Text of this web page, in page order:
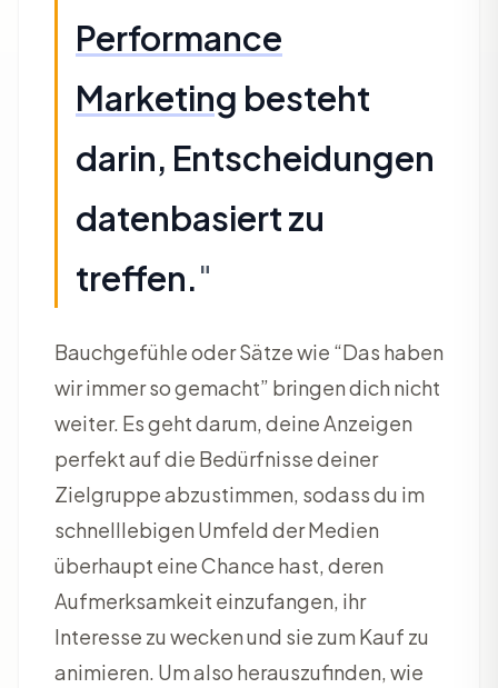
Performance
Marketing besteht
darin, Entscheidungen
datenbasiert zu
treffen."
Bauchgefühle oder Sätze wie “Das haben
wir immer so gemacht” bringen dich nicht
weiter. Es geht darum, deine Anzeigen
perfekt auf die Bedürfnisse deiner
Zielgruppe abzustimmen, sodass du im
schnelllebigen Umfeld der Medien
überhaupt eine Chance hast, deren
Aufmerksamkeit einzufangen, ihr
Interesse zu wecken und sie zum Kauf zu
animieren. Um also herauszufinden, wie